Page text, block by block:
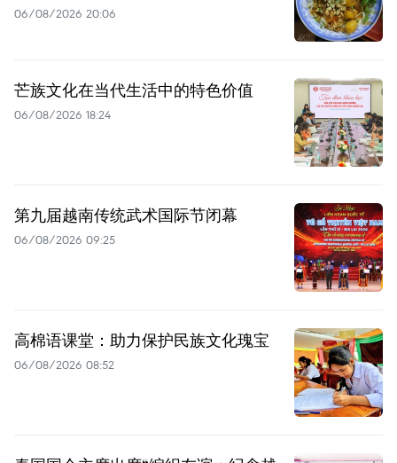
06/08/2026 20:06
芒族文化在当代生活中的特色价值
06/08/2026 18:24
第九届越南传统武术国际节闭幕
06/08/2026 09:25
高棉语课堂：助力保护民族文化瑰宝
06/08/2026 08:52